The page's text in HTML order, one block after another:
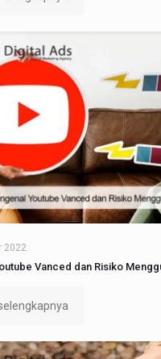
2022
Vanced dan Risiko